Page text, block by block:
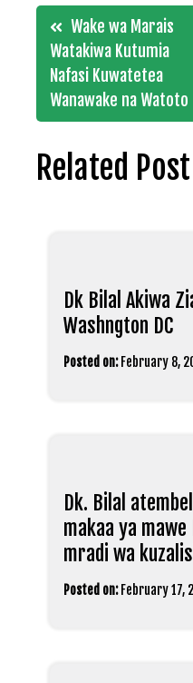
Post
navigation
Wake wa Marais
Watakiwa Kutumia
Nafasi Kuwatetea
Wanawake na Watoto
Related Post
Dk Bilal Akiwa
Washngton DC
Posted on: February 8,
Dk. Bilal
makaa ya mawe
mradi wa
Posted on: February 17,